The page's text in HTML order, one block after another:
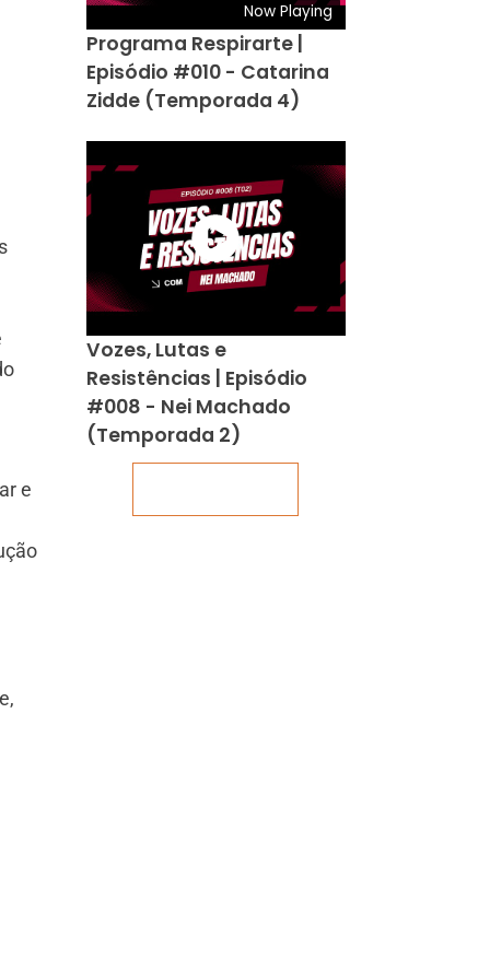
e
Now Playing
Programa Respirarte |
Episódio #010 - Catarina
Zidde (Temporada 4)
Vozes, Lutas e
Resistências | Episódio
#008 - Nei Machado
(Temporada 2)